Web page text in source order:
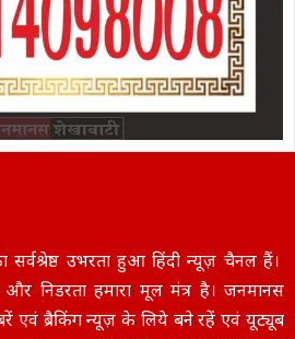
सर्वश्रेष्ठ उभरता हुआ हिंदी न्यूज़ चैनल हैं।
और निडरता हमारा मूल मंत्र है। जनमानस
एवं ब्रैकिंग न्यूज़ के लिये बने रहें एवं यूट्यूब